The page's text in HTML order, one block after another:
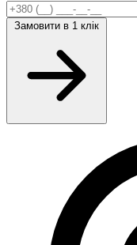
Замовити в 1 клік